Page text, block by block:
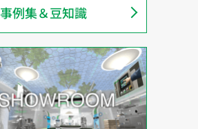
事例集＆豆知識